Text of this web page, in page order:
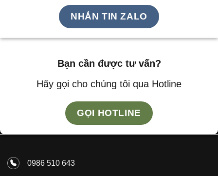
NHẮN TIN ZALO
Bạn cần được tư vấn?
Hãy gọi cho chúng tôi qua Hotline
GỌI HOTLINE
0986 510 643